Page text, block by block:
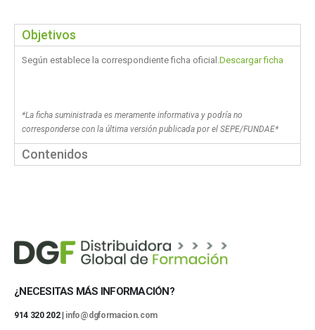
Objetivos
Según establece la correspondiente ficha oficial. Descargar ficha
*La ficha suministrada es meramente informativa y podría no
corresponderse con la última versión publicada por el SEPE/FUNDAE*
Contenidos
¿NECESITAS MÁS INFORMACIÓN?
914 320 202 | info@dgformacion.com